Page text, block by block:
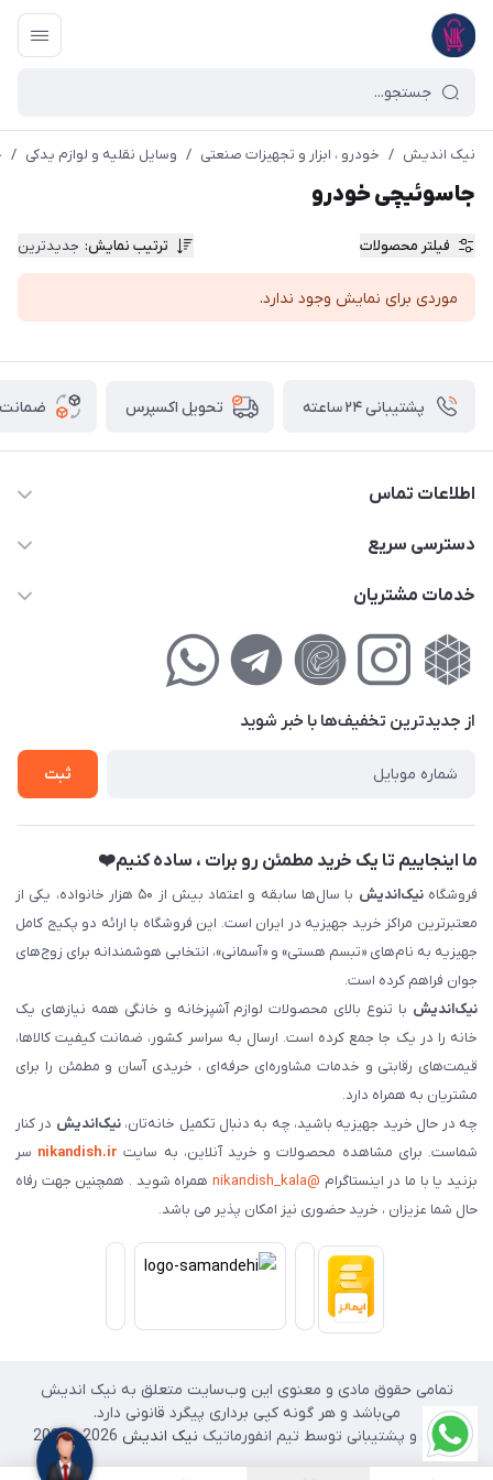
نیک اندیش / خودرو ، ابزار و تجهیزات صنعتی / وسایل نقلیه و لوازم یدکی /
جاسوئیچی خودرو
فیلتر محصولات ترتیب نمایش: جدیدترین
موردی برای نمایش وجود ندارد.
پشتیبانی ۲۴ ساعته تحویل اکسپرس ضمانت
اطلاعات تماس
02177111474
کوچه گلریز 4 غربی ، پلاک 13
دسترسی سریع
حساب کاربری
لیست محصولات
خدمات مشتریان
راهنمای‌خرید‌آنلاین
حریم خصوصی
فروش‌اقساطی
از جدید‌ترین تخفیف‌ها با‌ خبر شوید
ثبت
ما اینجاییم تا یک خرید مطمئن رو برات ، ساده کنیم❤️
فروشگاهنیک‌اندیش
با سال‌ها سابقه و اعتماد بیش از ۵۰ هزار خانواده، یکی از
معتبرترین مراکز خرید جهیزیه در ایران است. این فروشگاه با ارائه دو پکیج کامل
جهیزیه به نام‌های «تبسم هستی» و «آسمانی»، انتخابی هوشمندانه برای زوج‌های
جوان فراهم کرده است.
نیک‌اندیش با تنوع بالای محصولات لوازم آشپزخانه و خانگی همه نیازهای یک
خانه را در یک جا جمع کرده است. ارسال به سراسر کشور، ضمانت کیفیت کالاها،
قیمت‌های رقابتی و خدمات مشاوره‌ای حرفه‌ای ، خریدی آسان و مطمئن را برای
مشتریان به همراه دارد.
چه در حال خرید جهیزیه باشید، چه به دنبال تکمیل خانه‌تان،نیک‌اندیش در کنار
شماست. برای مشاهده محصولات و خرید آنلاین، به سایت nikandish.ir سر
بزنید یا با ما در اینستاگرام @nikandish_kala
همراه شوید . همچنین جهت رفاه
حال شما عزیزان ، خرید حضوری نیز امکان پذیر می باشد.
تمامی حقوق مادی و معنوی این وب‌سایت متعلق به نیک اندیش
می‌باشد و هر گونه کپی برداری پیگرد قانونی دارد.
طراحی و پشتیبانی توسط تیم انفورماتیک نیک اندیش 2026 - 2025